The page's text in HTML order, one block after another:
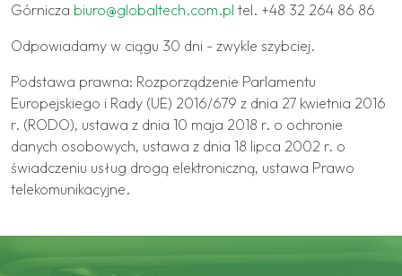
Górnicza biuro@globaltech.com.pl tel. +48 32 264 86 86
Odpowiadamy w ciągu 30 dni - zwykle szybciej.
Podstawa prawna: Rozporządzenie Parlamentu
Europejskiego i Rady (UE) 2016/679 z dnia 27 kwietnia 2016
r. (RODO), ustawa z dnia 10 maja 2018 r. o ochronie
danych osobowych, ustawa z dnia 18 lipca 2002 r. o
świadczeniu usług drogą elektroniczną, ustawa Prawo
telekomunikacyjne.